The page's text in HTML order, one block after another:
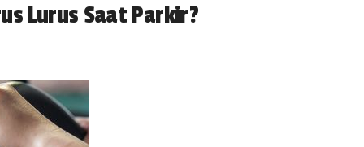
Lurus Saat Parkir?